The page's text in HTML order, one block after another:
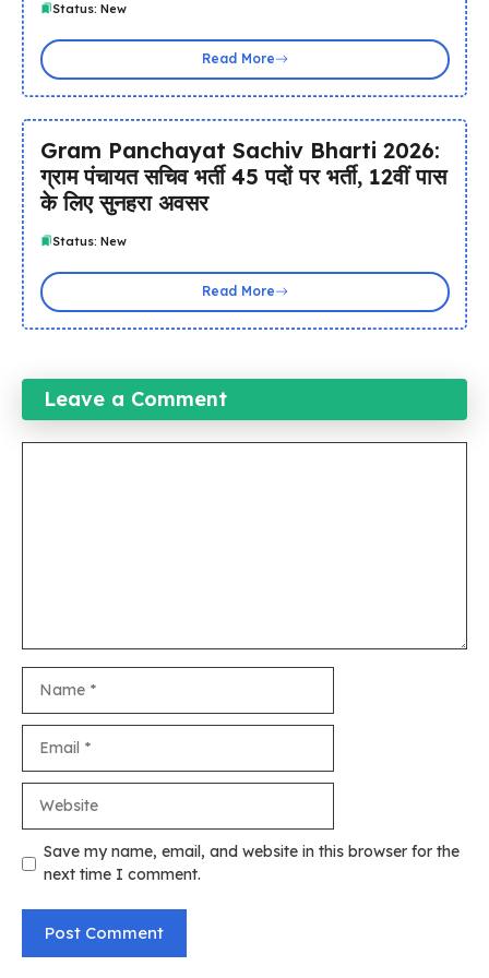
Status: New
Read More
Gram Panchayat Sachiv Bharti 2026:
ग्राम पंचायत सचिव भर्ती 45 पदों पर भर्ती, 12वीं पास
के लिए सुनहरा अवसर
Status: New
Read More
Leave a Comment
Save my name, email, and website in this browser for the
next time I comment.